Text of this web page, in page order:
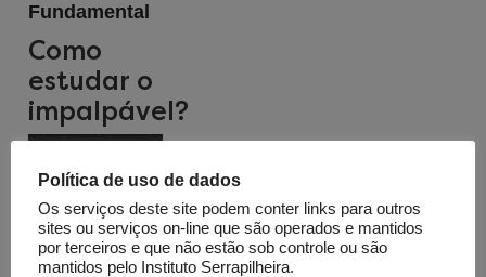
Fundamental
Como
estudar o
impalpável?
Política de uso de dados
Os serviços deste site podem conter links para outros
sites ou serviços on-line que são operados e mantidos
por terceiros e que não estão sob controle ou são
mantidos pelo Instituto Serrapilheira.